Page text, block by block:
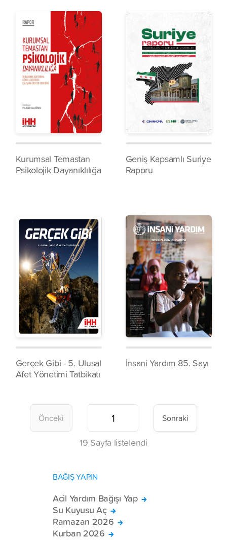
Kurumsal Temastan
Psikolojik Dayanıklılığa
Geniş Kapsamlı Suriye
Raporu
Gerçek Gibi - 5. Ulusal
Afet Yönetimi Tatbikatı
İnsani Yardım 85. Sayı
Önceki Sonraki
19 Sayfa listelendi
BAĞIŞ YAPIN
Acil Yardım Bağışı Yap
Su Kuyusu Aç
Ramazan 2026
Kurban 2026